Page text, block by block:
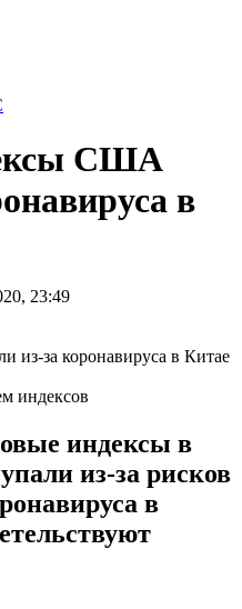
США
в
23:49
индексов
индексы в
из-за рисков
в